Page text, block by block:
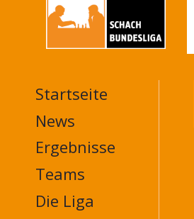
MAIN
NAVIGATION
FOOTER
Startseite
News
Ergebnisse
Teams
Die Liga